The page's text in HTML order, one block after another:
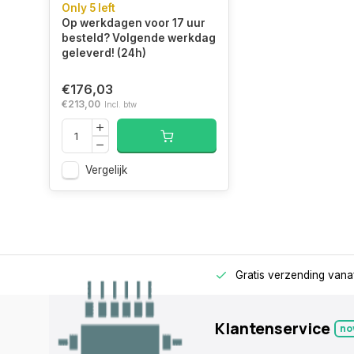
Logistieke gegevens
Code
geharmoniseerd
systeem (HS)
geheugenmodule 16 GB
1 x 16 GB DDR4 3200
MT/s 288-pin DIMM
Only 5 left
Op werkdagen voor 17 uur
besteld? Volgende werkdag
geleverd! (24h)
€176,03
€213,00 Incl. btw
Vergelijk
Gratis verzending
Klantenservice